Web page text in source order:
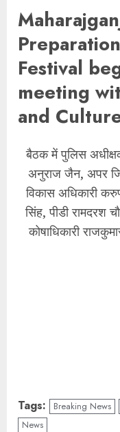
Festival
meeting
and
बैठक में पुलिस
अनुराज जैन, अपर
विकास अधिकारी
सिंह, पीडी रामदरश
कोषाधिकारी
Tags: Breaking News
News